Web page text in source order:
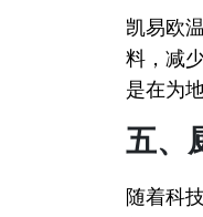
凯易欧
料，减
是在为
五、
随着科